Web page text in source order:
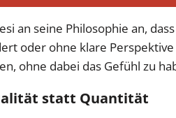
an seine Philosophie an,
oder ohne klare
ohne dabei das Gefühl zu
statt Quantität